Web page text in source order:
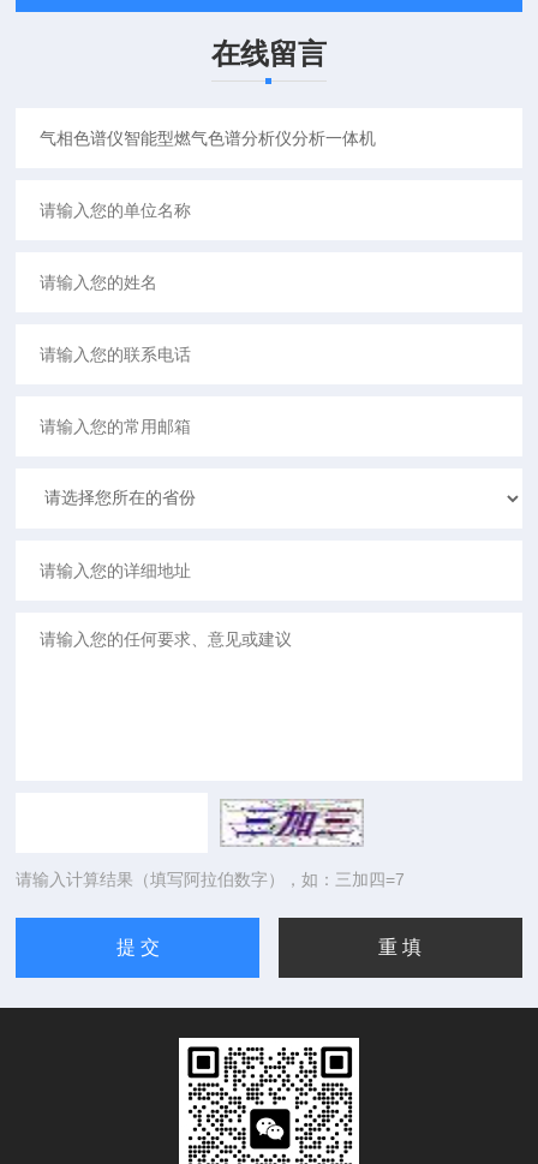
在线留言
请输入计算结果（填写阿拉伯数字），如：三加四=7